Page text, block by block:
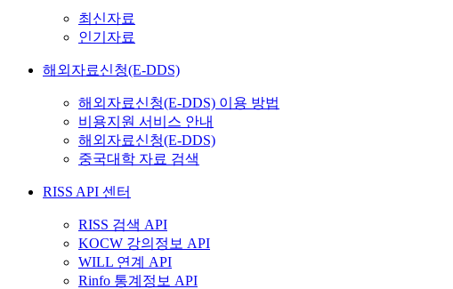
최신자료
인기자료
해외자료신청(E-DDS)
해외자료신청(E-DDS) 이용 방법
비용지원 서비스 안내
해외자료신청(E-DDS)
중국대학 자료 검색
RISS API 센터
RISS 검색 API
KOCW 강의정보 API
WILL 연계 API
Rinfo 통계정보 API